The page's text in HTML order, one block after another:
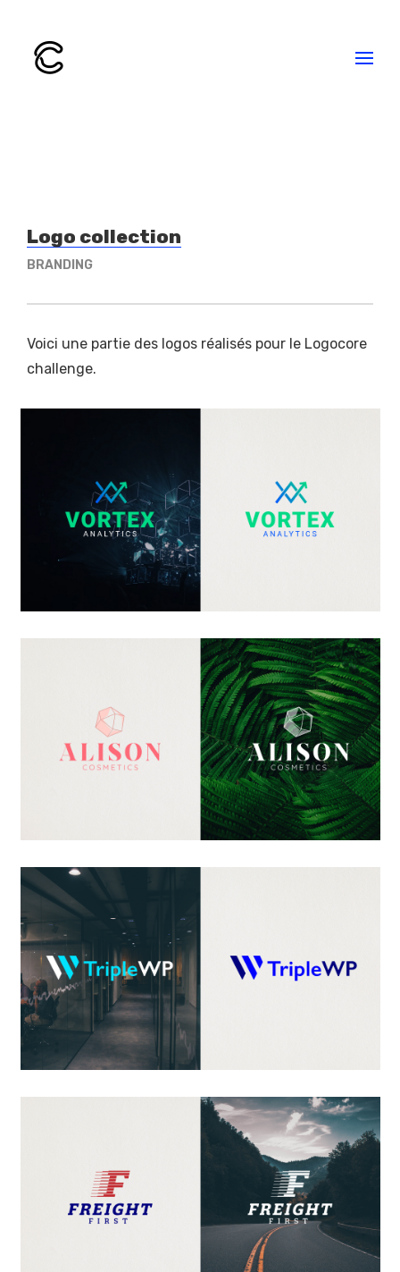
Logo collection
BRANDING
Voici une partie des logos réalisés pour le Logocore
challenge.